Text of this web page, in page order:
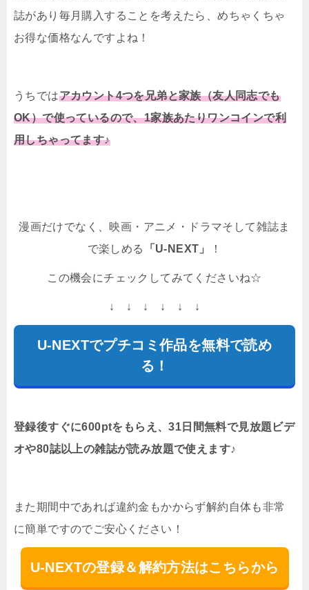
誌があり毎月購入することを考えたら、めちゃくちゃ
お得な価格なんですよね！
うちではアカウント4つを兄弟と家族（友人同志でも
OK）で使っているので、1家族あたりワンコインで利
用しちゃってます♪
漫画だけでなく、映画・アニメ・ドラマそして雑誌ま
で楽しめる
「U-NEXT」 ！
この機会にチェックしてみてくださいね☆
↓ ↓ ↓ ↓ ↓ ↓
U-NEXTでプチコミ作品を無料で読め
る！
登録後すぐに600ptをもらえ、31日間無料で見放題ビデ
オや80誌以上の雑誌が読み放題で使えます♪
また期間中であれば違約金もかからず解約自体も非常
に簡単ですのでご安心ください！
U-NEXTの登録＆解約方法はこちらから